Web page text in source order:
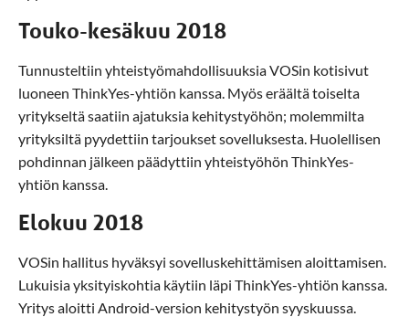
Touko-kesäkuu 2018
Tunnusteltiin yhteistyömahdollisuuksia VOSin kotisivut
luoneen ThinkYes-yhtiön kanssa. Myös eräältä toiselta
yritykseltä saatiin ajatuksia kehitystyöhön; molemmilta
yrityksiltä pyydettiin tarjoukset sovelluksesta. Huolellisen
pohdinnan jälkeen päädyttiin yhteistyöhön ThinkYes-
yhtiön kanssa.
Elokuu 2018
VOSin hallitus hyväksyi sovelluskehittämisen aloittamisen.
Lukuisia yksityiskohtia käytiin läpi ThinkYes-yhtiön kanssa.
Yritys aloitti Android-version kehitystyön syyskuussa.